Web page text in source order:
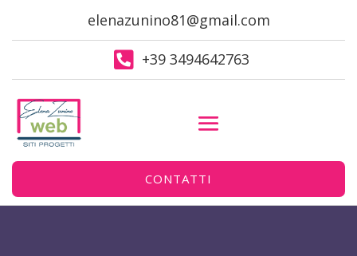
elenazunino81@gmail.com
 +39 3494642763
CONTATTI